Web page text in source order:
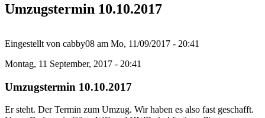
Umzugstermin 10.10.2017
Eingestellt von cabby08 am Mo, 11/09/2017 - 20:41
Montag, 11 September, 2017 - 20:41
Umzugstermin 10.10.2017
Er steht. Der Termin zum Umzug. Wir haben es also fast geschafft.